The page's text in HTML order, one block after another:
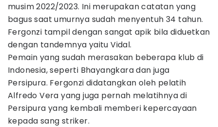
musim 2022/2023. Ini merupakan catatan yang
bagus saat umurnya sudah menyentuh 34 tahun.
Fergonzi tampil dengan sangat apik bila diduetkan
dengan tandemnya yaitu Vidal.
Pemain yang sudah merasakan beberapa klub di
Indonesia, seperti Bhayangkara dan juga
Persipura. Fergonzi didatangkan oleh pelatih
Alfredo Vera yang juga pernah melatihnya di
Persipura yang kembali memberi kepercayaan
kepada sang striker.